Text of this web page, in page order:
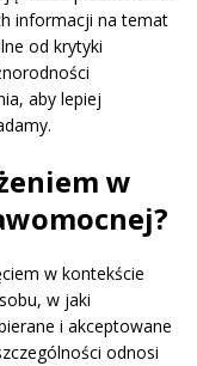
informacji na temat
od krytyki
aby lepiej
w
w kontekście
w jaki
i akceptowane
odnosi